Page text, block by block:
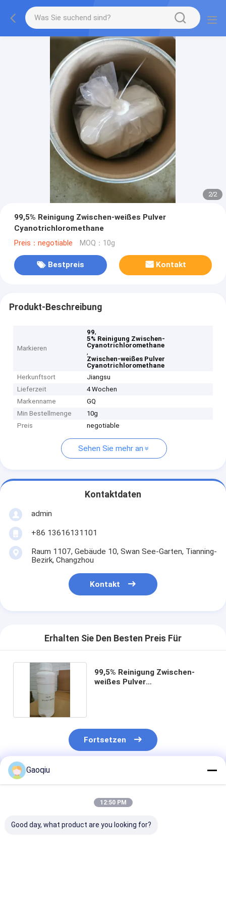
2/2
99,5% Reinigung Zwischen-weißes Pulver
Cyanotrichloromethane
Preis：negotiable MOQ：10g
Bestpreis Kontakt
Produkt-Beschreibung
Markieren
99,
5% Reinigung Zwischen-
Cyanotrichloromethane
,
Zwischen-weißes Pulver
Cyanotrichloromethane
Herkunftsort
Jiangsu
Lieferzeit
4 Wochen
Markenname
GQ
Min Bestellmenge
10g
Preis
negotiable
Sehen Sie mehr an
Kontaktdaten
admin
+86 13616131101
Raum 1107, Gebäude 10, Swan See-Garten, Tianning-
Bezirk, Changzhou
Kontakt
Erhalten Sie Den Besten Preis Für
99,5% Reinigung Zwischen-
weißes Pulver
Fortsetzen
Empfohlene Produkte
Gaoqiu
12:50 PM
Good day, what product are you looking for?